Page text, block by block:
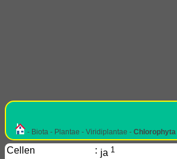
- Biota - Plantae - Viridiplantae - Chlorophyta
Cellen : ja 1